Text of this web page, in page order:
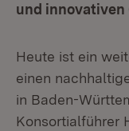
und
Heute ist ein
einen
in Baden-
Konsortialführer